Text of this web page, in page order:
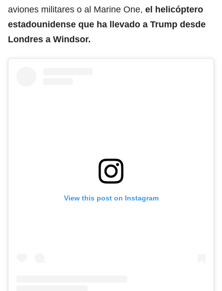
aviones militares o al Marine One, el helicóptero
estadounidense que ha llevado a Trump desde
Londres a Windsor.
View this post on Instagram